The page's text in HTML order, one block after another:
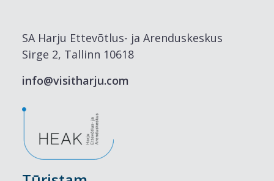
SA Harju Ettevõtlus- ja Arenduskeskus
Sirge 2, Tallinn 10618
info@visitharju.com